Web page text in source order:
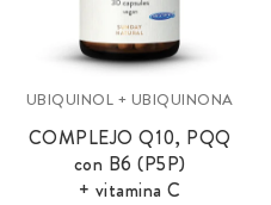
UBIQUINOL + UBIQUINONA
COMPLEJO Q10, PQQ
con B6 (P5P)
+ vitamina C